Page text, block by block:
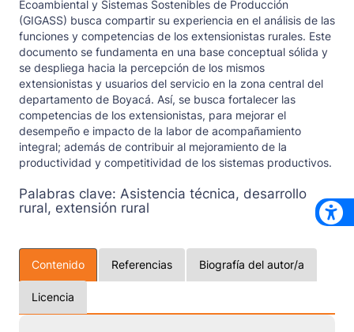
Ecoambiental y Sistemas Sostenibles de Producción
(GIGASS) busca compartir su experiencia en el análisis de las
funciones y competencias de los extensionistas rurales. Este
documento se fundamenta en una base conceptual sólida y
se despliega hacia la percepción de los mismos
extensionistas y usuarios del servicio en la zona central del
departamento de Boyacá. Así, se busca fortalecer las
competencias de los extensionistas, para mejorar el
desempeño e impacto de la labor de acompañamiento
integral; además de contribuir al mejoramiento de la
productividad y competitividad de los sistemas productivos.
Palabras clave: Asistencia técnica, desarrollo
rural, extensión rural
Contenido Referencias Biografía del autor/a
Licencia